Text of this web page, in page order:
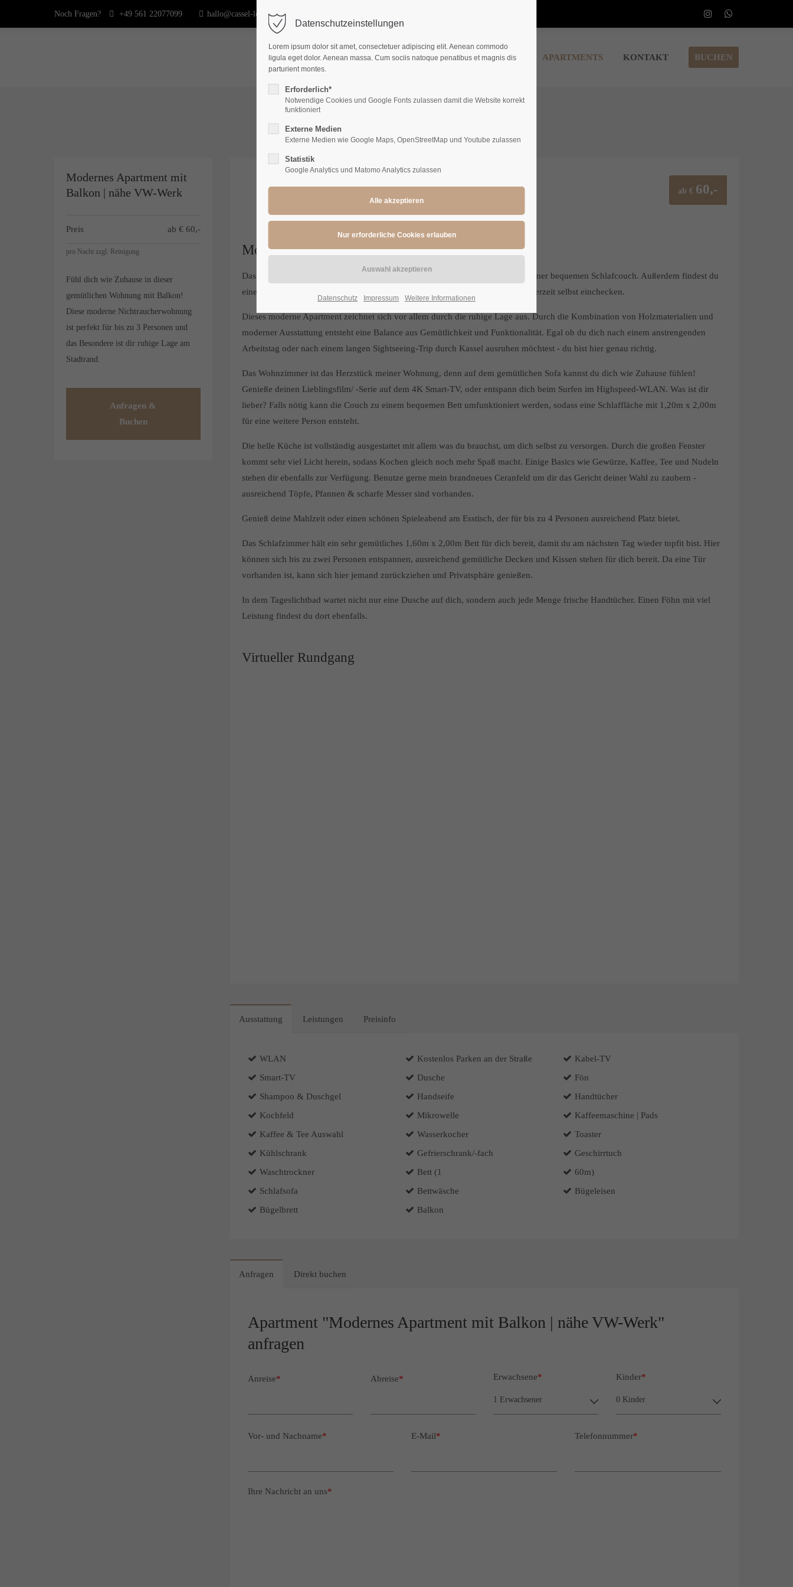
Noch Fragen? +49 561 22077099 hallo@cassel-lofts.de
STARTSEITE APARTMENTS KONTAKT BUCHEN
Modernes Apartment mit
Balkon | nähe VW-Werk
Preis ab € 60,-
pro Nacht zzgl. Reinigung
Fühl dich wie Zuhause in dieser
gemütlichen Wohnung mit Balkon!
Diese moderne Nichtraucherwohnung
ist perfekt für bis zu 3 Personen und
das Besondere ist dir ruhige Lage am
Stadtrand.
Anfragen &
Buchen
ab € 60,-
Modernes Apartment mit Balkon | nähe VW-Werk
Das 49m² Apartment ist ausgestattet mit einem gemütlichen 1,60m Bett sowie einer bequemen Schlafcouch. Außerdem findest du
einen 4K Smart-TV und schnelles WLAN. Du kannst kostenlos parken, und jederzeit selbst einchecken.
Dieses moderne Apartment zeichnet sich vor allem durch die ruhige Lage aus. Durch die Kombination von Holzmaterialien und
moderner Ausstattung entsteht eine Balance aus Gemütlichkeit und Funktionalität. Egal ob du dich nach einem anstrengenden
Arbeitstag oder nach einem langen Sightseeing-Trip durch Kassel ausruhen möchtest - du bist hier genau richtig.
Das Wohnzimmer ist das Herzstück meiner Wohnung, denn auf dem gemütlichen Sofa kannst du dich wie Zuhause fühlen!
Genieße deinen Lieblingsfilm/ -Serie auf dem 4K Smart-TV, oder entspann dich beim Surfen im Highspeed-WLAN. Was ist dir
lieber? Falls nötig kann die Couch zu einem bequemen Bett umfunktioniert werden, sodass eine Schlaffläche mit 1,20m x 2,00m
für eine weitere Person entsteht.
Die helle Küche ist vollständig ausgestattet mit allem was du brauchst, um dich selbst zu versorgen. Durch die großen Fenster
kommt sehr viel Licht herein, sodass Kochen gleich noch mehr Spaß macht. Einige Basics wie Gewürze, Kaffee, Tee und Nudeln
stehen dir ebenfalls zur Verfügung. Benutze gerne mein brandneues Ceranfeld um dir das Gericht deiner Wahl zu zaubern -
ausreichend Töpfe, Pfannen & scharfe Messer sind vorhanden.
Genieß deine Mahlzeit oder einen schönen Spieleabend am Esstisch, der für bis zu 4 Personen ausreichend Platz bietet.
Das Schlafzimmer hält ein sehr gemütliches 1,60m x 2,00m Bett für dich bereit, damit du am nächsten Tag wieder topfit bist. Hier
können sich bis zu zwei Personen entspannen, ausreichend gemütliche Decken und Kissen stehen für dich bereit. Da eine Tür
vorhanden ist, kann sich hier jemand zurückziehen und Privatsphäre genießen.
In dem Tageslichtbad wartet nicht nur eine Dusche auf dich, sondern auch jede Menge frische Handtücher. Einen Föhn mit viel
Leistung findest du dort ebenfalls.
Virtueller Rundgang
Ausstattung Leistungen Preisinfo
WLAN Kostenlos Parken an der Straße
Kabel-TV
Smart-TV
Dusche
Fön
Shampoo & Duschgel
Handseife
Handtücher
Kochfeld
Mikrowelle
Kaffeemaschine | Pads
Kaffee & Tee Auswahl
Wasserkocher
Toaster
Kühlschrank
Gefrierschrank/-fach
Geschirrtuch
Waschtrockner
Bett (1
60m)
Schlafsofa
Bettwäsche
Bügeleisen
Bügelbrett
Balkon
Anfragen Direkt buchen
Apartment "Modernes Apartment mit Balkon | nähe VW-Werk"
anfragen
Anreise* Abreise* Erwachsene* Kinder*
Vor- und Nachname* E-Mail* Telefonnummer*
Ihre Nachricht an uns*
Datenschutzeinstellungen
Lorem ipsum dolor sit amet, consectetuer adipiscing elit. Aenean commodo
ligula eget dolor. Aenean massa. Cum sociis natoque penatibus et magnis dis
parturient montes.
Erforderlich*
Notwendige Cookies und Google Fonts zulassen damit die Website korrekt
funktioniert
Externe Medien
Externe Medien wie Google Maps, OpenStreetMap und Youtube zulassen
Statistik
Google Analytics und Matomo Analytics zulassen
Datenschutz Impressum Weitere Informationen